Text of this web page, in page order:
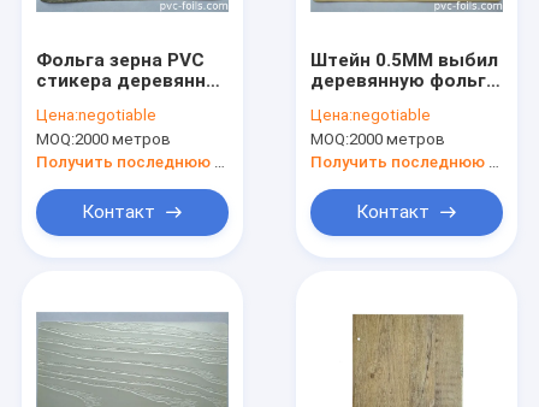
Продукты
Видеозаписи
Фольга зерна PVC
стикера деревянная
доски MDF мебели
Цена:negotiable
MOQ:2000 метров
Получить последнюю цену
Контакт
Штейн 0.5MM выбил
деревянную фольгу
Цена:negotiable
MOQ:2000 метров
Получить последнюю цену
Контакт